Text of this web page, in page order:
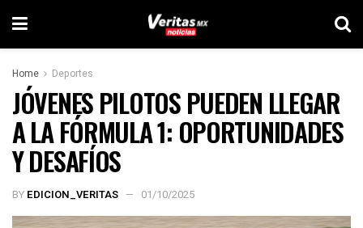
Home Deportes
JÓVENES PILOTOS PUEDEN LLEGAR
A LA FÓRMULA 1: OPORTUNIDADES
Y DESAFÍOS
BY EDICION_VERITAS 01/10/2025